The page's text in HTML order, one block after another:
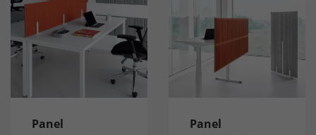
Panel
Panel